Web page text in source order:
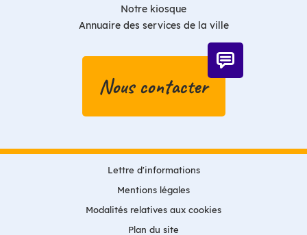
Notre kiosque
Annuaire des services de la ville
Nous contacter
Lettre d'informations
Mentions légales
Modalités relatives aux cookies
Plan du site